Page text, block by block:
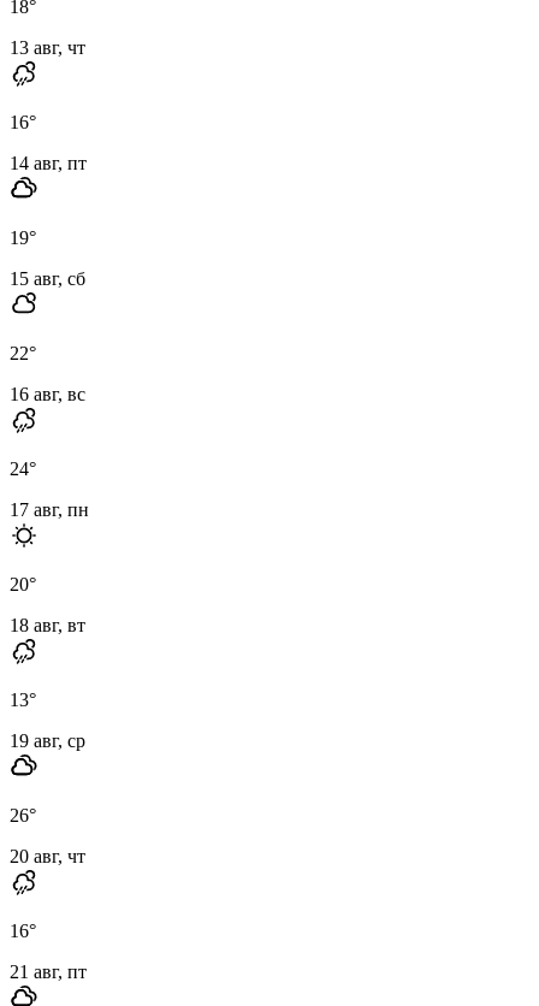
18°
13 авг, чт
16°
14 авг, пт
19°
15 авг, сб
22°
16 авг, вс
24°
17 авг, пн
20°
18 авг, вт
13°
19 авг, ср
26°
20 авг, чт
16°
21 авг, пт